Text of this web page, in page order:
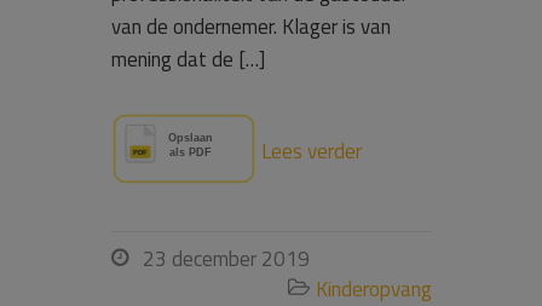
van de ondernemer. Klager is van
mening dat de […]
Lees verder
 23 december 2019
 Kinderopvang